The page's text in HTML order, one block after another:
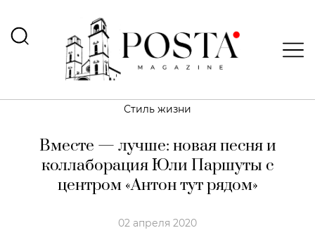
Стиль жизни
Вместе — лучше: новая песня и
коллаборация Юли Паршуты с
центром «Антон тут рядом»
02 апреля 2020